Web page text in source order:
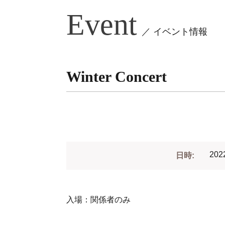
Event ／ イベント情報
Winter Concert
日時:
入場：関係者のみ